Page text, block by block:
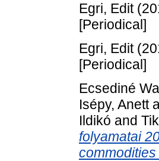
Egri, Edit
[Periodical]
Egri, Edit
[Periodical]
Ecsediné
Isépy, Anett
Ildikó and
folyamatai
commodities